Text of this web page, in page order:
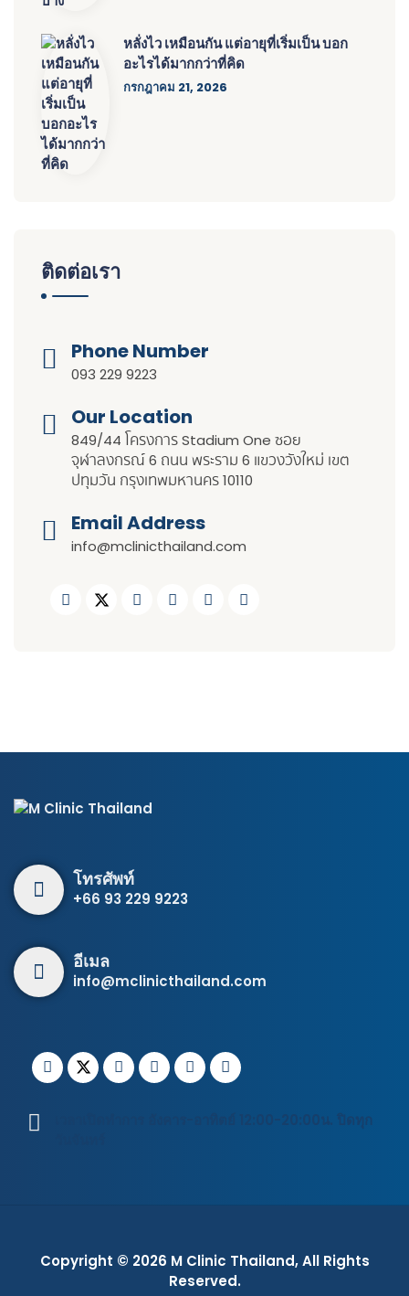
หลั่งไว เหมือนกัน แต่อายุที่เริ่มเป็น บอก
อะไรได้มากกว่าที่คิด
กรกฎาคม 21, 2026
ติดต่อเรา
Phone Number
093 229 9223
Our Location​​
849/44 โครงการ Stadium One ซอย
จุฬาลงกรณ์ 6 ถนน พระราม 6 แขวงวังใหม่ เขต
ปทุมวัน กรุงเทพมหานคร 10110
Email Address
info@mclinicthailand.com
โทรศัพท์
+66 93 229 9223
อีเมล
info@mclinicthailand.com
เวลาเปิดทำการ อังคาร-อาทิตย์ 12:00-20:00น. ปิดทุก
Copyright © 2026 M Clinic Thailand, All Rights
Reserved.